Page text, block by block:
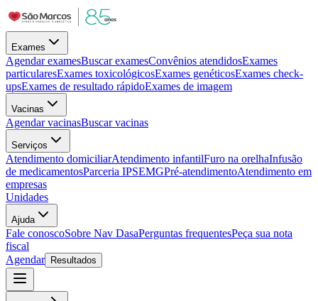
Exames
Agendar examesBuscar examesConvênios atendidosExames
particularesExames toxicológicosExames genéticosExames check-
upsExames de resultado rápidoExames de imagem
Vacinas
Agendar vacinasBuscar vacinas
Serviços
Atendimento domiciliarAtendimento infantilFuro na orelhaInfusão
de medicamentosParceria IPSEMGPré-atendimentoAtendimento em
empresas
Unidades
Ajuda
Fale conoscoSobre Nav DasaPerguntas frequentesPeça sua nota
fiscal
Agendar
Resultados